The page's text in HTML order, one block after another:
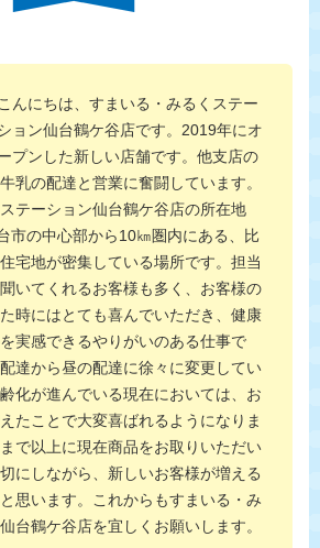
こんにちは、すまいる・みるくステー
ョン仙台鶴ケ谷店です。2019年にオ
プンした新しい店舗です。他支店の
乳の配達と営業に奮闘しています。
テーション仙台鶴ケ谷店の所在地
市の中心部から10㎞圏内にある、比
宅地が密集している場所です。担当
いてくれるお客様も多く、お客様の
時にはとても喜んでいただき、健康
実感できるやりがいのある仕事で
達から昼の配達に徐々に変更してい
化が進んでいる現在においては、お
たことで大変喜ばれるようになりま
で以上に現在商品をお取りいただい
にしながら、新しいお客様が増える
思います。これからもすまいる・み
台鶴ケ谷店を宜しくお願いします。